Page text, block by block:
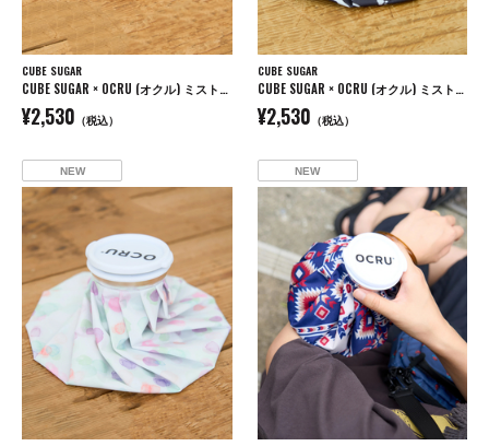
CUBE SUGAR
CUBE SUGAR × OCRU (オクル) ミスト付き アイスバッグ
¥2,530 （税込）
CUBE SUGAR
CUBE SUGAR × OCRU (オクル) ミスト付き アイスバッグ
¥2,530 （税込）
NEW NEW